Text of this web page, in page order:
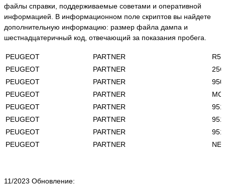
файлы справки, поддерживаемые советами и оперативной
информацией. В информационном поле скриптов вы найдете
дополнительную информацию: размер файла дампа и
шестнадцатеричный код, отвечающий за показания пробега.
PEUGEOT PARTNER
PEUGEOT
PARTNER
PEUGEOT
PARTNER
PEUGEOT
PARTNER
PEUGEOT
PARTNER
PEUGEOT
PARTNER
PEUGEOT
PARTNER
PEUGEOT
PARTNER
11/2023 Обновление: